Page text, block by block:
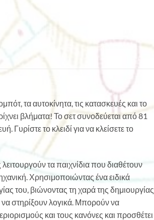
τα αυτοκίνητα, τις κατασκευές και το
βλήματα! Το σετ συνοδεύεται από 81
το κλειδί για να κλείσετε το
τα παιχνίδια που διαθέτουν
Χρησιμοποιώντας ένα ειδικά
του, βιώνοντας τη χαρά της δημιουργίας
να στηρίξουν λογικά. Μπορούν να
και τους κανόνες και προσθέτει